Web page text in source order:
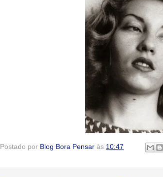
Postado por Blog Bora Pensar às 10:47